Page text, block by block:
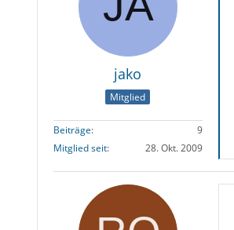
jako
Mitglied
Beiträge
9
Mitglied seit
28. Okt. 2009